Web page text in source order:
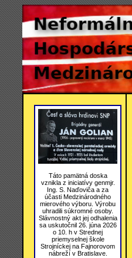
Táto pamätná doska
vznikla z iniciatívy genmjr.
Ing. S. Naďoviča a za
účasti Medzinárodného
mierového výboru. Výrobu
uhradili súkromné osoby.
Slávnostný akt jej odhalenia
sa uskutočnil 26. júna 2026
o 10. h v Strednej
priemyselnej škole
Strojníckej na Fajnorovom
nábreží v Bratislave.